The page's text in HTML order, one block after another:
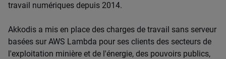
travail numériques depuis 2014.
Akkodis a mis en place des charges de travail sans serveur
basées sur AWS Lambda pour ses clients des secteurs de
l'exploitation minière et de l'énergie, des pouvoirs publics,